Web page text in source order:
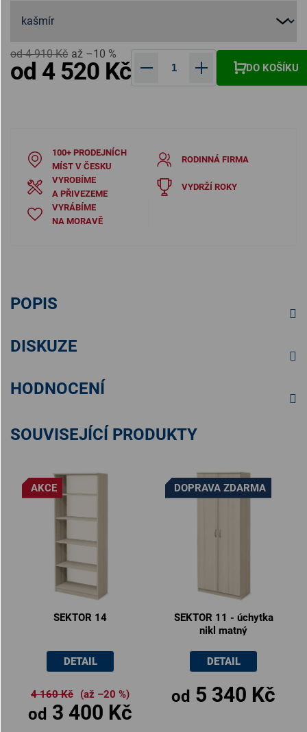
od 4 910 Kč až –10 %
od 4 520 Kč
Měrná cena:
DO KOŠÍKU
100+ PRODEJNÍCH
MÍST V ČESKU
RODINNÁ FIRMA
VYROBÍME
A PŘIVEZEME
VYDRŽÍ ROKY
VYRÁBÍME
NA MORAVĚ
POPIS
DISKUZE
HODNOCENÍ
SOUVISEJÍCÍ PRODUKTY
AKCE
SEKTOR 14
od 3 400 Kč
4 160 Kč (až –20 %)
DETAIL
DOPRAVA ZDARMA
SEKTOR 11 - úchytka
nikl matný
od 5 340 Kč
DETAIL